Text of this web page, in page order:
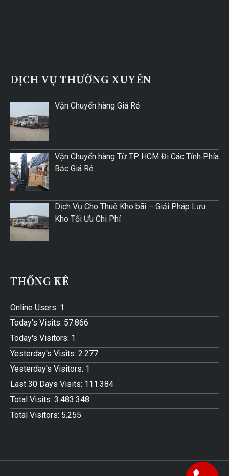
DỊCH VỤ THƯỜNG XUYÊN
Vận Chuyển hàng Giá Rẻ
Vận Chuyển hàng Từ TP HCM Đi Các Tỉnh Phía
Bắc Giá Rẻ
Dịch Vụ Cho Thuê Kho bãi – Giải Pháp Lưu
Kho Tối Ưu Chi Phí
THỐNG KÊ
Online Users: 1
Today's Visits: 57.866
Today's Visitors: 1
Yesterday's Visits: 2.277
Yesterday's Visitors: 1
Last 30 Days Visits: 111.384
Total Visits: 3.483.348
Total Visitors: 5.255